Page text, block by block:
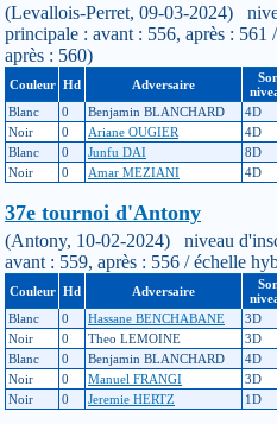
(Levallois-Perret, 09-03-2024)
principale : avant : 556, après : 561
après : 560)
Couleur Hd Adversaire
Blanc
0 Benjamin BLANCHARD 4D
Noir
0 Ariane OUGIER 4D
Blanc
0 Junfu DAI 8D
Noir
0 Amar MEZIANI 4D
37e tournoi d'Antony
(Antony, 10-02-2024) niveau
avant : 559, après : 556 / échelle
Couleur Hd Adversaire
Blanc
0 Hassane BENCHABANE 3D
Noir
0 Theo LEMOINE 3D
Blanc
0 Benjamin BLANCHARD 4D
Noir
0 Manuel FRANGI 3D
Noir
0 Jeremie HERTZ 1D